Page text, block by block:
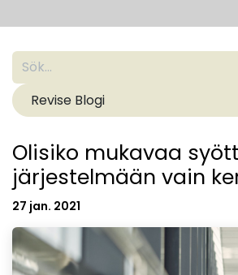
Revise Blogi
Olisiko mukavaa
järjestelmään vain
27 jan. 2021